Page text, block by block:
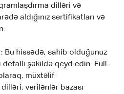
dilləri və
aldığınız sertifikatları və
Bu hissədə, sahib olduğunuz
detallı şəkildə qeyd edin. Full-
müxtəlif
verilənlər bazası